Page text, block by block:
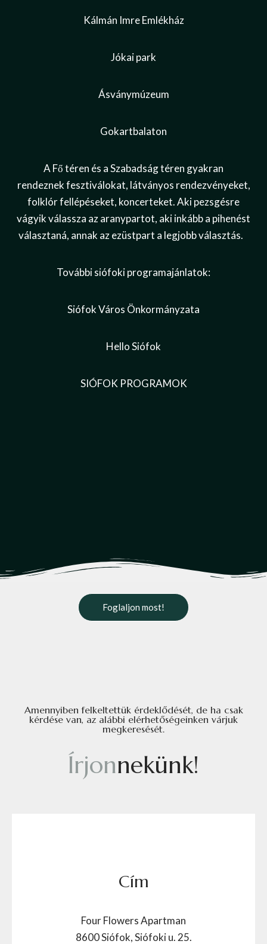
Kálmán Imre Emlékház
Jókai park
Ásványmúzeum
Gokartbalaton
A Fő téren és a Szabadság téren gyakran
rendeznek fesztiválokat, látványos rendezvényeket,
folklór fellépéseket, koncerteket. Aki pezsgésre
vágyik válassza az aranypartot, aki inkább a pihenést
választaná, annak az ezüstpart a legjobb választás.
További siófoki programajánlatok:
Siófok Város Önkormányzata
Hello Siófok
SIÓFOK PROGRAMOK
Foglaljon most!
Amennyiben felkeltettük érdeklődését, de ha csak
kérdése van, az alábbi elérhetőségeinken várjuk
megkeresését.
Írjonnekünk!
Cím
Four Flowers Apartman
8600 Siófok, Siófoki u. 25.